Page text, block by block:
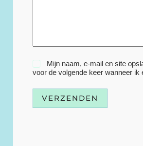
Mijn naam, e-mail en site
voor de volgende keer wanneer ik
VERZENDEN